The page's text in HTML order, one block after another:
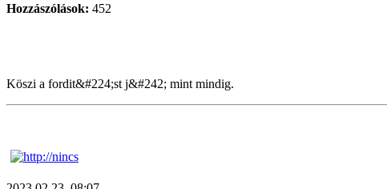
Hozzászólások: 452
Köszi a fordit&#224;st j&#242; mint mindig.